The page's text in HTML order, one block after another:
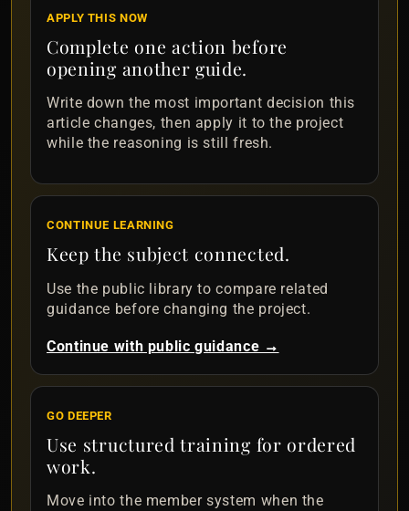
APPLY THIS NOW
Complete one action before
opening another guide.
Write down the most important decision this
article changes, then apply it to the project
while the reasoning is still fresh.
CONTINUE LEARNING
Keep the subject connected.
Use the public library to compare related
guidance before changing the project.
Continue with public guidance →
GO DEEPER
Use structured training for ordered
work.
Move into the member system when the